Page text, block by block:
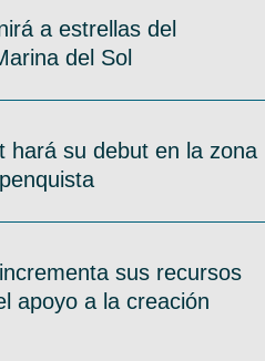
a estrellas del
del Sol
hará su debut en la zona
sus recursos
apoyo a la creación